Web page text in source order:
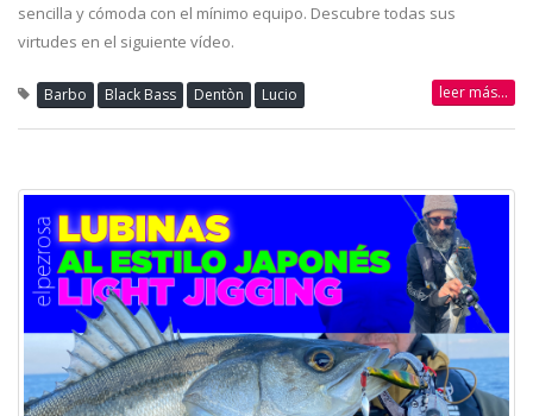
sencilla y cómoda con el mínimo equipo. Descubre todas sus
virtudes en el siguiente vídeo.
Barbo Black Bass Dentòn Lucio leer más...